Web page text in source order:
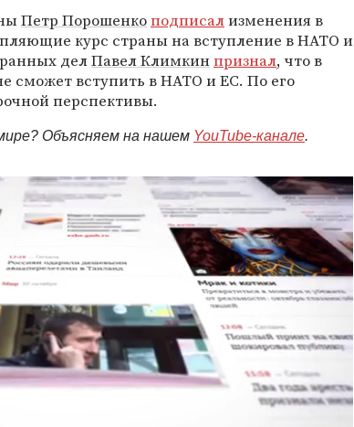
Петр Порошенкоподписализменения в
курс страны на вступление в НАТО и
делПавел Климкинпризнал, что в
сможет вступить в НАТО и ЕС. По его
перспективы.
Объясняем на нашем YouTube-канале.